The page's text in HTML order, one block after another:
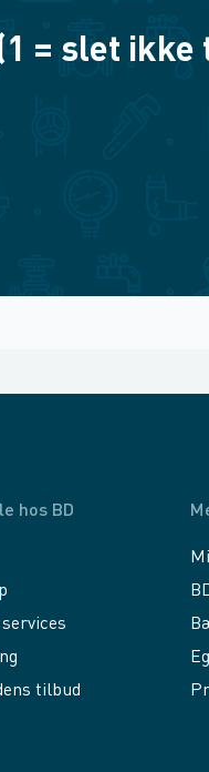
= slet ikke
hos BD
services
tilbud